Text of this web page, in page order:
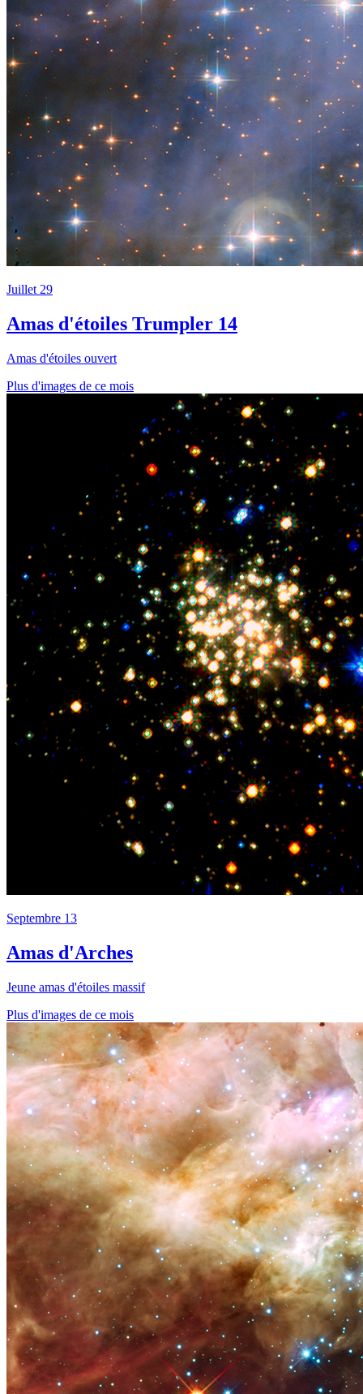
Juillet 29
Amas d'étoiles Trumpler 14
Amas d'étoiles ouvert
Plus d'images de ce mois
Septembre 13
Amas d'Arches
Jeune amas d'étoiles massif
Plus d'images de ce mois